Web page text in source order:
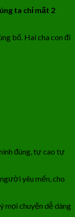
ta chỉ mất 2
bố. Hai cha con đi
đúng, tự cao tự
yêu mến, cho
mọi chuyện dễ dàng